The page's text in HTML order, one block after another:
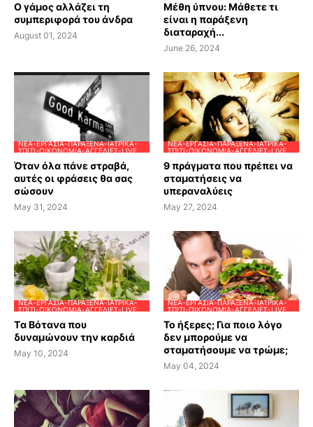
Ο γάμος αλλάζει τη
συμπεριφορά του άνδρα
August 01, 2024
Μέθη ύπνου: Μάθετε τι
είναι η παράξενη
διαταραχή...
June 26, 2024
ΝΈΑ-ΕΡΓΑΣΊΑ-ΠΑΡΆΞΕΝΑ-ΙΑΤΡΙΚΆ-
ΣΠΊΤΙ-ΟΙΚΟΝΟΜΊΑ-ΑΓΓΕΛΊΕΣ-LIVE
Όταν όλα πάνε στραβά,
αυτές οι φράσεις θα σας
σώσουν
May 31, 2024
ΝΈΑ-ΕΡΓΑΣΊΑ-ΠΑΡΆΞΕΝΑ-ΙΑΤΡΙΚΆ-
ΣΠΊΤΙ-ΟΙΚΟΝΟΜΊΑ-ΑΓΓΕΛΊΕΣ-LIVE
9 πράγματα που πρέπει να
σταματήσεις να
υπεραναλύεις
May 27, 2024
ΝΈΑ-ΕΡΓΑΣΊΑ-ΠΑΡΆΞΕΝΑ-ΙΑΤΡΙΚΆ-
ΣΠΊΤΙ-ΟΙΚΟΝΟΜΊΑ-ΑΓΓΕΛΊΕΣ-LIVE
Tα Βότανα που
δυναμώνουν την καρδιά
May 10, 2024
ΝΈΑ-ΕΡΓΑΣΊΑ-ΠΑΡΆΞΕΝΑ-ΙΑΤΡΙΚΆ-
ΣΠΊΤΙ-ΟΙΚΟΝΟΜΊΑ-ΑΓΓΕΛΊΕΣ-LIVE
Το ήξερες; Για ποιο λόγο
δεν μπορούμε να
σταματήσουμε να τρώμε;
May 04, 2024